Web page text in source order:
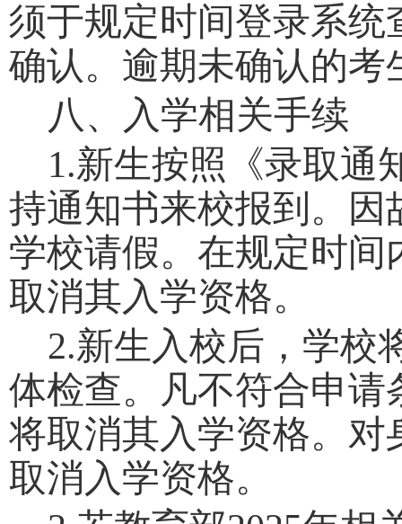
须于规定时间登录系
确认。逾期未确认的
八、入学相关手续
1.新生按照《录取通
持通知书来校报到。
学校请假。在规定时
取消其入学资格。
2.新生入校后，学校
体检查。凡不符合申
将取消其入学资格。
取消入学资格。